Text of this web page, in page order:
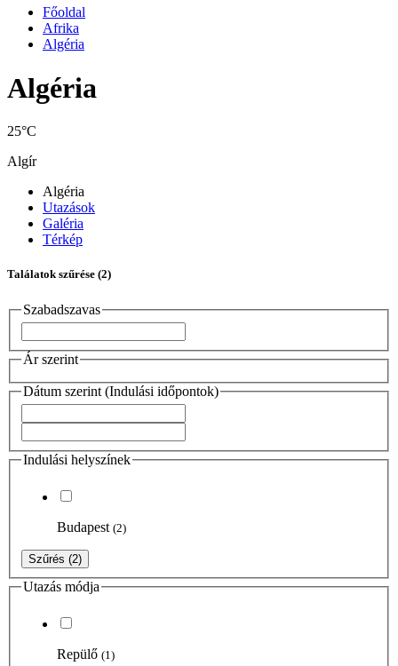
Főoldal
Afrika
Algéria
Algéria
25°C
Algír
Algéria
Utazások
Galéria
Térkép
Találatok szűrése (2)
Szabadszavas
Ár szerint
Dátum szerint (Indulási időpontok)
Indulási helyszínek
Budapest (2)
Szűrés (2)
Utazás módja
Repülő (1)